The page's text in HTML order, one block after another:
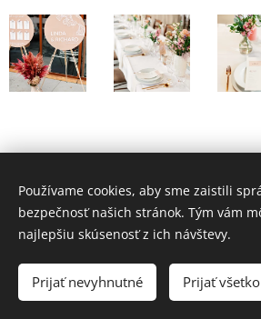
SNOVÁ s.r.o.
Cookies
Používame cookies, aby sme zaistili
bezpečnosť našich stránok. Tým vám
najlepšiu skúsenosť z ich návštevy.
Prijať nevyhnutné Prijať všetko